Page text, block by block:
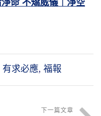
命 不矯威儀｜淨空
有求必應, 福報
下一篇文章